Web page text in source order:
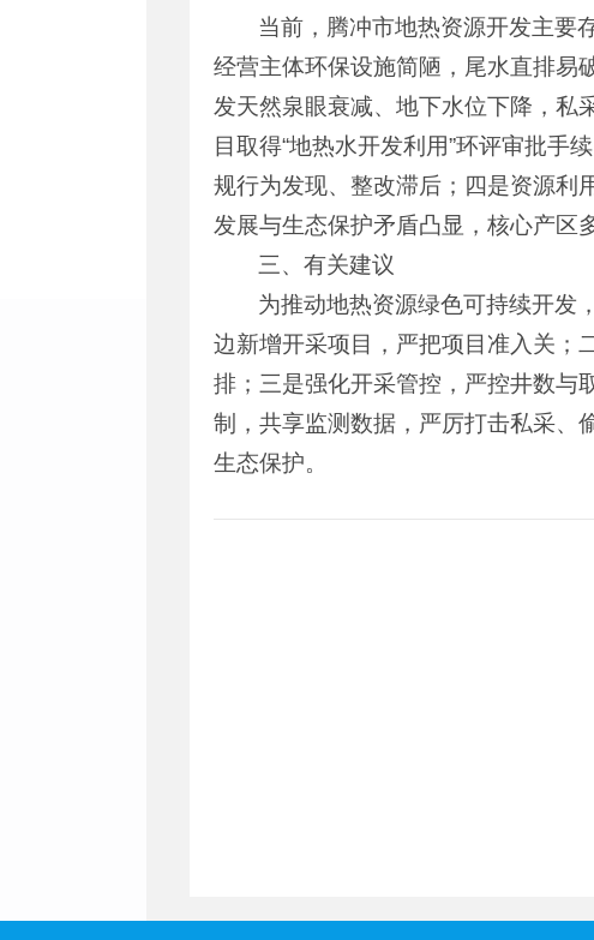
当前，腾冲市地热资源开发主要
经营主体环保设施简陋，尾水直排易
发天然泉眼衰减、地下水位下降，私
目取得“地热水开发利用”环评审批手
规行为发现、整改滞后；四是资源利
发展与生态保护矛盾凸显，核心产区
三、有关建议
为推动地热资源绿色可持续开发
边新增开采项目，严把项目准入关；
排；三是强化开采管控，严控井数与
制，共享监测数据，严厉打击私采、
生态保护。